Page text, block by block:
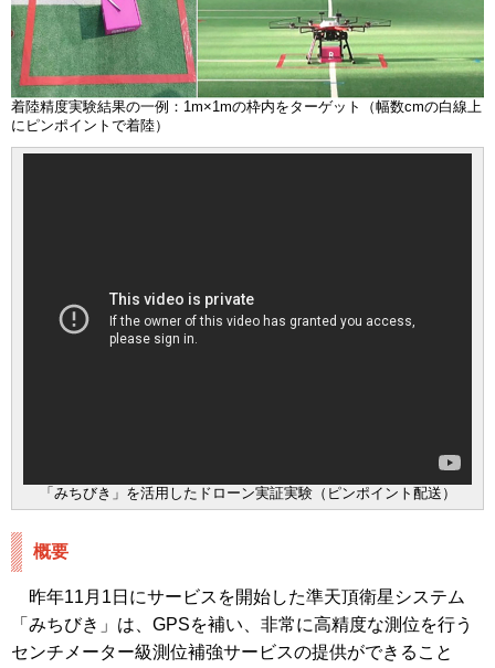
着陸精度実験結果の一例：1m×1mの枠内をターゲット（幅数cmの白線上
にピンポイントで着陸）
「みちびき」を活用したドローン実証実験（ピンポイント配送）
概要
昨年11月1日にサービスを開始した準天頂衛星システム
「みちびき」は、GPSを補い、非常に高精度な測位を行う
センチメーター級測位補強サービスの提供ができること